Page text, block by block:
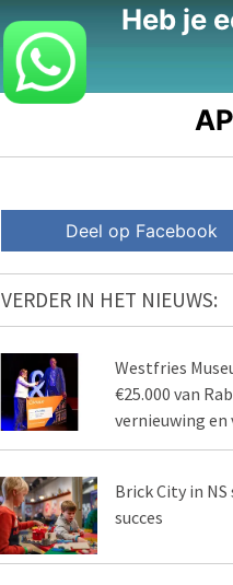
Heb je
Deel op Facebook
VERDER IN HET NIEUWS:
Westfries
€25.000 van
vernieuwing en
Brick City in
succes